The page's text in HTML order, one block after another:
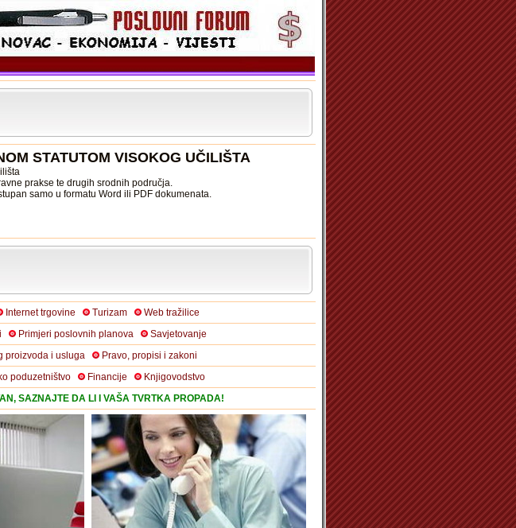
STATUTOM VISOKOG UČILIŠTA
prakse te drugih srodnih područja.
samo u formatu Word ili PDF dokumenata.
Internet trgovine Turizam
Web tražilice
Primjeri poslovnih planova
Savjetovanje
proizvoda i usluga
Pravo, propisi i zakoni
poduzetništvo Financije
Knjigovodstvo
SAZNAJTE DA LI I VAŠA TVRTKA PROPADA!